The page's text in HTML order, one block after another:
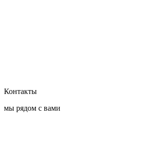
Контакты
мы рядом с вами